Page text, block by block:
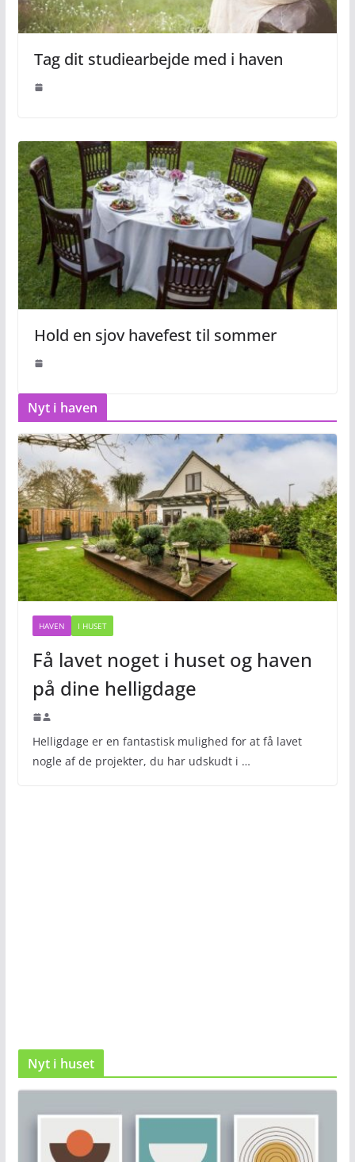
Tag dit studiearbejde med i haven
Hold en sjov havefest til sommer
Nyt i haven
HAVEN I HUSET
Få lavet noget i huset og haven
på dine helligdage
Helligdage er en fantastisk mulighed for at få lavet
nogle af de projekter, du har udskudt i …
Nyt i huset